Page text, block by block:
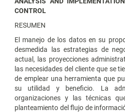
CONTROL
RESUMEN
El manejo de los datos en su
desmedida las estrategias de
actual, las proyecciones
las necesidades del cliente que se
de emplear una herramienta que
su utilidad y beneficio. La
organizaciones y las técnicas
planteamiento del flujo de